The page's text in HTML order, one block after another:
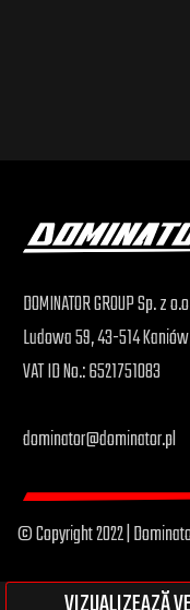
DOMINATOR GROUP Sp. z
Ludowa 59, 43-514
VAT ID No.: 6521751083
dominator@dominator.pl
© Copyright 2022 |